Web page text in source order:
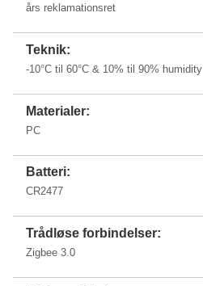
års reklamationsret
Teknik:
-10°C til 60°C & 10% til 90% humidity
Materialer:
PC
Batteri:
CR2477
Trådløse forbindelser:
Zigbee 3.0